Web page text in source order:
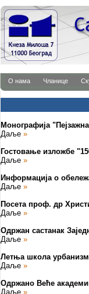
О нама Чланице
Монографија
Даље »
Гостовање изложбе
Даље »
Информација о
Даље »
Посета проф. др
Даље »
Одржан састанак
Даље »
Летња школа
Даље »
Одржано Веће
Даље »